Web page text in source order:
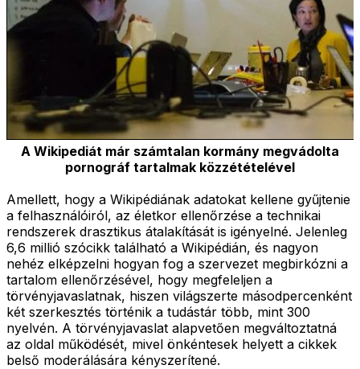
A Wikipediát már számtalan kormány megvádolta
pornográf tartalmak közzétételével
Amellett, hogy a Wikipédiának adatokat kellene gyűjtenie
a felhasználóiról, az életkor ellenőrzése a technikai
rendszerek drasztikus átalakítását is igényelné. Jelenleg
6,6 millió szócikk található a Wikipédián, és nagyon
nehéz elképzelni hogyan fog a szervezet megbirkózni a
tartalom ellenőrzésével, hogy megfeleljen a
törvényjavaslatnak, hiszen világszerte másodpercenként
két szerkesztés történik a tudástár több, mint 300
nyelvén. A törvényjavaslat alapvetően megváltoztatná
az oldal működését, mivel önkéntesek helyett a cikkek
belső moderálására kényszerítené.